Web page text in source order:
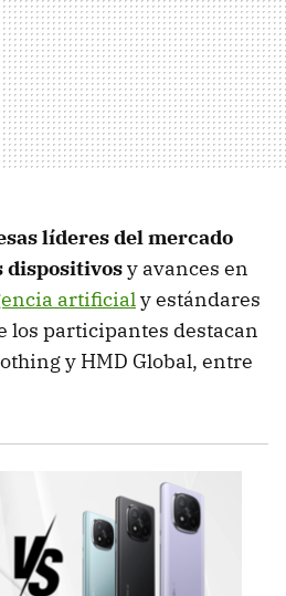
líderes del mercado
dispositivosy avances en
artificialy estándares
los participantes destacan
y HMD Global, entre